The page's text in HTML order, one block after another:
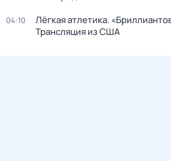
04:10
Лёгкая атлетика.
Трансляция из США